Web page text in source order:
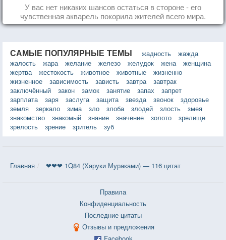
У вас нет никаких шансов остаться в стороне - его
чувственная акварель покорила жителей всего мира.
САМЫЕ ПОПУЛЯРНЫЕ ТЕМЫ жадность
жажда
жалость
жара желание железо желудок жена
женщина
жертва
жестокость животное животные
жизненно
жизненное
зависимость зависть завтра
завтрак
заключённый
закон замок занятие запах
запрет
зарплата
заря заслуга защита звезда звонок
здоровье
земля
зеркало зима зло злоба злодей злость
змея
знакомство
знакомый знание значение золото
зрелище
зрелость
зрение зритель зуб
Главная ❤❤❤ 1Q84 (Харуки Мураками) — 116 цитат
Правила
Конфиденциальность
Последние цитаты
Отзывы и предложения